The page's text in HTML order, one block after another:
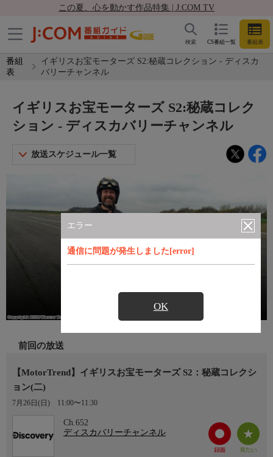
この夏、心を動かす作品特集 | J:COM TV
CS番組一覧 番組表
検索
番組
表
イギリスお宝モーターズ S2:秘蔵コレクション - ディスカ
バリーチャンネル
エラー
通信に問題が発生しました[error]
OK
イギリスお宝モーターズ S2:秘蔵コレク
ション - ディスカバリーチャンネル
放送スケジュール一覧
前回の放送
【MotorTrend】イギリスお宝モーターズ S2：秘蔵コレクシ
ョン(二)
7月26日(日) 11:00〜11:30
Ch.652
ディスカバリーチャンネル